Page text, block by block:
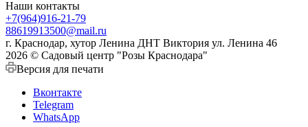
Наши контакты
+7(964)916-21-79
88619913500@mail.ru
г. Краснодар, хутор Ленина ДНТ Виктория ул. Ленина 46
2026 © Садовый центр "Розы Краснодара"
Версия для печати
Вконтакте
Telegram
WhatsApp